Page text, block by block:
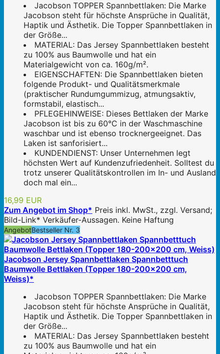
Jacobson TOPPER Spannbettlaken: Die Marke
Jacobson steht für höchste Ansprüche in Qualität,
Haptik und Ästhetik. Die Topper Spannbettlaken in
der Größe...
MATERIAL: Das Jersey Spannbettlaken besteht
zu 100% aus Baumwolle und hat ein
Materialgewicht von ca. 160g/m².
EIGENSCHAFTEN: Die Spannbettlaken bieten
folgende Produkt- und Qualitätsmerkmale
(praktischer Rundumgummizug, atmungsaktiv,
formstabil, elastisch...
PFLEGEHINWEISE: Dieses Bettlaken der Marke
Jacobson ist bis zu 60°C in der Waschmaschine
waschbar und ist ebenso trocknergeeignet. Das
Laken ist sanforisiert...
KUNDENDIENST: Unser Unternehmen legt
höchsten Wert auf Kundenzufriedenheit. Solltest du
trotz unserer Qualitätskontrollen im In- und Ausland
doch mal ein...
16,99 EUR
Zum Angebot im Shop* Preis inkl. MwSt., zzgl. Versand;
Bild-Link* Verkäufer-Aussagen. Keine Haftung
AngebotBestseller Nr. 3
Jacobson Jersey Spannbettlaken Spannbetttuch
Baumwolle Bettlaken (Topper 180-200x200 cm,
Weiss)*
Jacobson TOPPER Spannbettlaken: Die Marke
Jacobson steht für höchste Ansprüche in Qualität,
Haptik und Ästhetik. Die Topper Spannbettlaken in
der Größe...
MATERIAL: Das Jersey Spannbettlaken besteht
zu 100% aus Baumwolle und hat ein